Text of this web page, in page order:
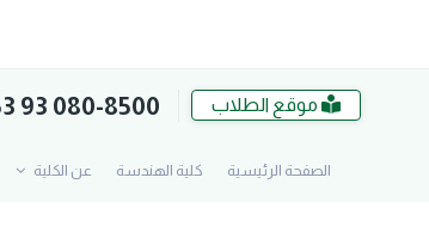
موقع الطلاب 93 080-8500
الصفحة الرئيسية كلية الهندسة عن الكلية